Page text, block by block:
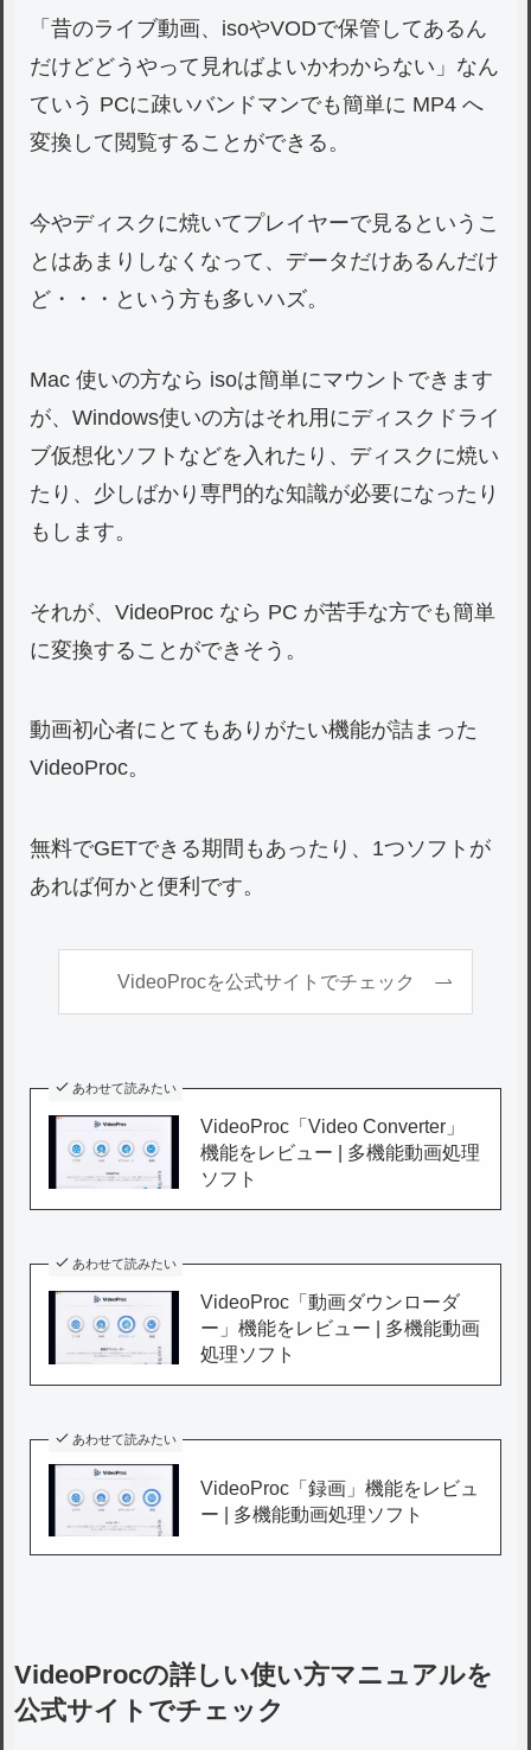
「昔のライブ動画、isoやVODで保管してあるん
だけどどうやって見ればよいかわからない」なん
ていう PCに疎いバンドマンでも簡単に MP4 へ
変換して閲覧することができる。
今やディスクに焼いてプレイヤーで見るというこ
とはあまりしなくなって、データだけあるんだけ
ど ・・・という方も多いハズ。
Mac 使いの方なら isoは簡単にマウントできます
が、Windows使いの方はそれ用にディスクドライ
ブ仮想化ソフトなどを入れたり、ディスクに焼い
たり、少しばかり専門的な知識が必要になったり
もします。
それが、VideoProc なら PC が苦手な方でも簡単
に変換することができそう。
動画初心者にとてもありがたい機能が詰まった
VideoProc。
無料でGETできる期間もあったり、1つソフトが
あれば何かと便利です。
VideoProcを公式サイトでチェック
あわせて読みたい
VideoProc「Video Converter」
機能をレビュー | 多機能動画処理
ソフト
あわせて読みたい
VideoProc「動画ダウンローダ
ー」機能をレビュー | 多機能動画
処理ソフト
あわせて読みたい
VideoProc「録画」機能をレビュ
ー | 多機能動画処理ソフト
VideoProcの詳しい使い方マニュアルを
公式サイトでチェック